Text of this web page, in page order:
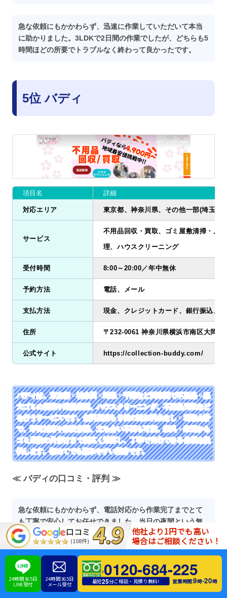
急な依頼にもかかわらず、迅速に作業していただいて本当
に助かりました。3LDKで2日間の作業でしたが、どちらも5
時間ほどの所要でトラブルなく終わって良かったです。
5位 バディ
項目名 詳細
対応エリア 東京都、神奈川県、その他一部(埼玉県
サービス
不用品回収・買取、ゴミ屋敷清掃・片
理、ハウスクリーニング
受付時間 8:00～20:00／年中無休
予約方法 電話、メール
支払方法 現金、クレジットカード、銀行振込、
住所 〒232-0061 神奈川県横浜市南区大岡1-
公式サイト https://collection-buddy.com/
バディは、東京都・神奈川・埼玉・千葉など関東圏で不用品・粗
大ゴミの回収や遺品整理、ハウスクリーニング、不用品買取など
を行うサービスです。無料見積もり後の追加料金なし・明朗会計
で、即日対応や深夜作業、立ち合い不要も可能。家具・家電から
ゴミ屋敷の片付けまで幅広く対応し、丁寧で安心できる作業を提
供します。初めてでも頼みやすい業者です。
≪ バディの口コミ・評判 ≫
急な依頼にもかかわらず、電話対応から作業完了までとて
も丁寧で安心してお任せできました。当日の夜間という無
茶な時間帯にもご対応してくださり、本当に助かりまし
た。見積もりも分かりやすく、作業もスムーズで、こちら
の状況を汲んで柔軟に対応していただけたのがありがたか
ったです。
口コミ
(108件)
他社より1円でも高い
場合はご相談ください！
24時間365日
LINE受付
24時間365日
メール受付
0120-684-225
最短25分ご相談・見積り無料! 営業時間:9時-20時